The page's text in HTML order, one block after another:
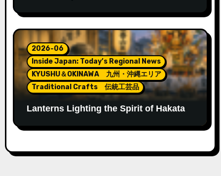
2026-06
Inside Japan: Today’s Regional News
KYUSHU＆OKINAWA 九州・沖縄エリア
Traditional Crafts 伝統工芸品
Lanterns Lighting the Spirit of Hakata